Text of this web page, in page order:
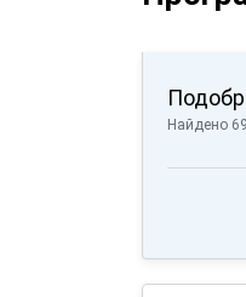
Найдено